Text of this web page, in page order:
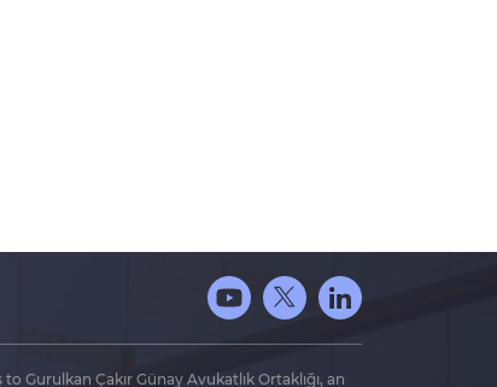
Gurulkan Çakır Günay Avukatlık Ortaklığı, an